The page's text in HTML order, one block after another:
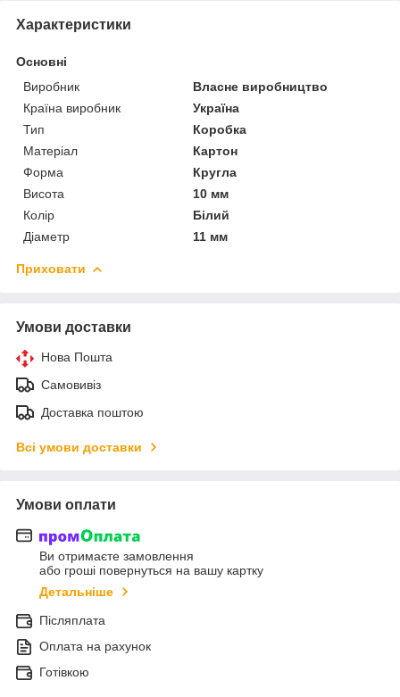
Характеристики
Основні
Виробник
Власне виробництво
Країна виробник
Україна
Тип
Коробка
Матеріал
Картон
Форма
Кругла
Висота
10 мм
Колір
Білий
Діаметр
11 мм
Приховати
Умови доставки
Нова Пошта
Самовивіз
Доставка поштою
Всі умови доставки
Умови оплати
Ви отримаєте замовлення
або гроші повернуться на вашу картку
Детальніше
Післяплата
Оплата на рахунок
Готівкою